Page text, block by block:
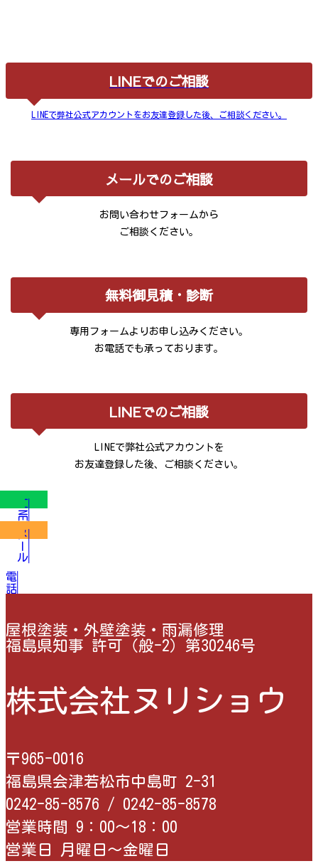
LINEでのご相談
LINEで弊社公式アカウントをお友達登録した後、ご相談ください。
メールでのご相談
お問い合わせフォームから
ご相談ください。
無料御見積・診断
専用フォームよりお申し込みください。
お電話でも承っております。
LINEでのご相談
LINEで弊社公式アカウントを
お友達登録した後、ご相談ください。
LINE
メール
電話
屋根塗装・外壁塗装・雨漏修理
福島県知事 許可（般-2）第30246号
株式会社ヌリショウ
〒965-0016
福島県会津若松市中島町 2-31
0242-85-8576 / 0242-85-8578
営業時間 9：00〜18：00
営業日 月曜日〜金曜日